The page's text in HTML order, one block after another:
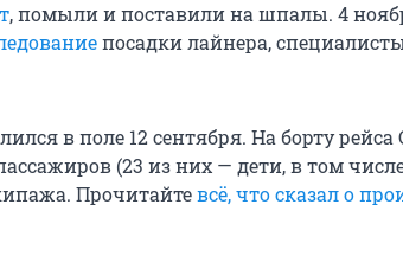
, помыли и поставили на шпалы. 4
посадки лайнера,
в поле 12 сентября. На борту
(23 из них — дети, в том
Прочитайтевсё, что сказал о